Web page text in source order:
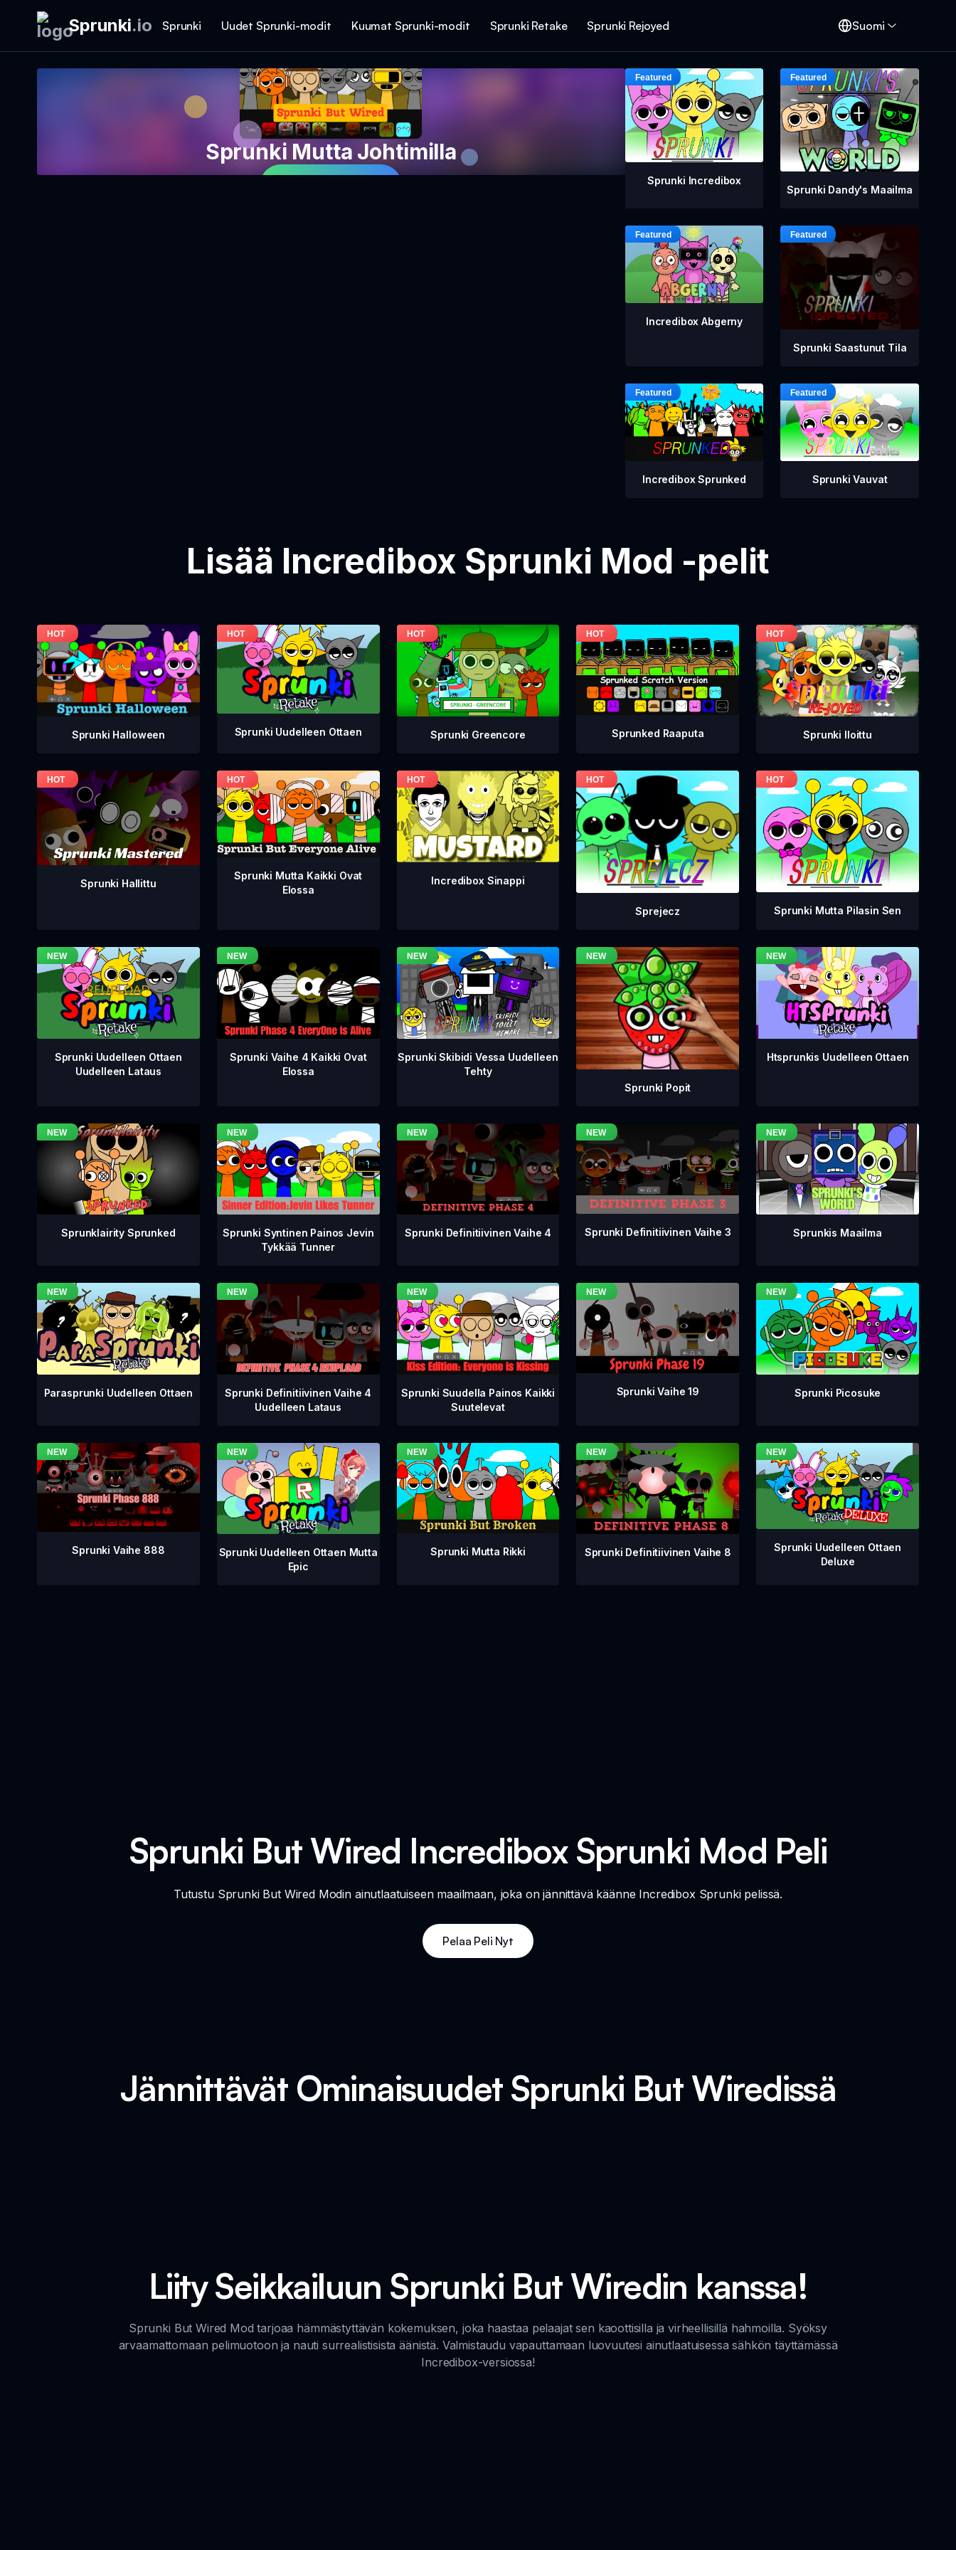
Sprunki.io Sprunki Uudet Sprunki-modit Kuumat Sprunki-modit Sprunki Retake Sprunki Rejoyed Suomi
Sprunki Mutta Johtimilla
Sprunki Incredibox
Sprunki Dandy's Maailma
Incredibox Abgerny
Sprunki Saastunut Tila
Incredibox Sprunked Sprunki Vauvat
Lisää Incredibox Sprunki Mod -pelit
Sprunki Halloween Sprunki Uudelleen Ottaen Sprunki Greencore Sprunked Raaputa Sprunki Iloittu
Sprunki Hallittu
Sprunki Mutta Kaikki Ovat
Elossa
Incredibox Sinappi
Sprejecz Sprunki Mutta Pilasin Sen
Sprunki Uudelleen Ottaen
Uudelleen Lataus
Sprunki Vaihe 4 Kaikki Ovat
Elossa
Sprunki Skibidi Vessa Uudelleen
Tehty
Sprunki Popit
Htsprunkis Uudelleen Ottaen
Sprunklairity Sprunked
Sprunki Syntinen Painos Jevin
Tykkää Tunner
Sprunki Definitiivinen Vaihe 4 Sprunki Definitiivinen Vaihe 3 Sprunkis Maailma
Parasprunki Uudelleen Ottaen
Sprunki Definitiivinen Vaihe 4
Uudelleen Lataus
Sprunki Suudella Painos Kaikki
Suutelevat
Sprunki Vaihe 19 Sprunki Picosuke
Sprunki Vaihe 888
Sprunki Uudelleen Ottaen Mutta
Epic
Sprunki Mutta Rikki Sprunki Definitiivinen Vaihe 8
Sprunki Uudelleen Ottaen
Deluxe
Sprunki But Wired Incredibox Sprunki Mod Peli
Tutustu Sprunki But Wired Modin ainutlaatuiseen maailmaan, joka on jännittävä käänne Incredibox Sprunki pelissä.
Pelaa Peli Nyt
Jännittävät Ominaisuudet Sprunki But Wiredissä
Liity Seikkailuun Sprunki But Wiredin kanssa!
Sprunki But Wired Mod tarjoaa hämmästyttävän kokemuksen, joka haastaa pelaajat sen kaoottisilla ja virheellisillä hahmoilla. Syöksy
arvaamattomaan pelimuotoon ja nauti surrealistisista äänistä. Valmistaudu vapauttamaan luovuutesi ainutlaatuisessa sähkön täyttämässä
Incredibox-versiossa!